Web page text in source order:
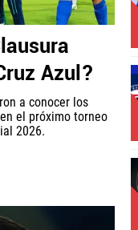
Azul?
a conocer los
el próximo torneo
2026.